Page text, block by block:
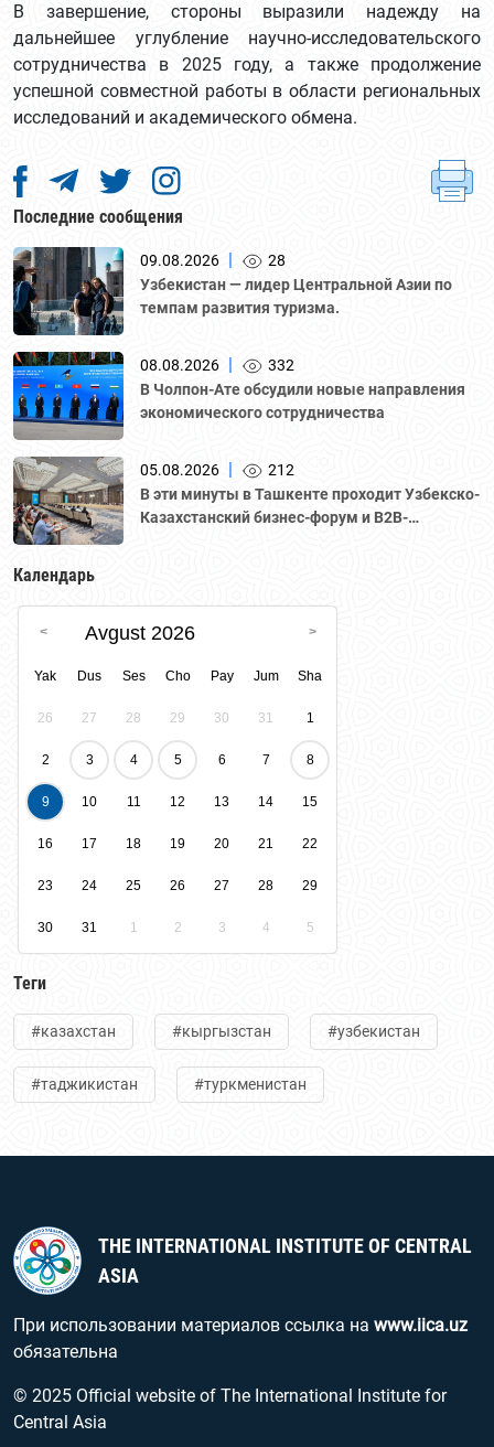
В завершение, стороны выразили надежду на
дальнейшее углубление научно-исследовательского
сотрудничества в 2025 году, а также продолжение
успешной совместной работы в области региональных
исследований и академического обмена.
Последние сообщения
09.08.2026
28
Узбекистан — лидер Центральной Азии по
темпам развития туризма.
08.08.2026
332
В Чолпон-Ате обсудили новые направления
экономического сотрудничества
05.08.2026
212
В эти минуты в Ташкенте проходит Узбекско-
Казахстанский бизнес-форум и B2B-
Календарь
Avgust 2026
Yak Dus Ses Cho Pay Jum Sha
26 27 28 29 30 31 1
2 3 4 5 6 7 8
9 10 11 12 13 14 15
16 17 18 19 20 21 22
23 24 25 26 27 28 29
30 31 1 2 3 4 5
Теги
#казахстан #кыргызстан #узбекистан
#таджикистан #туркменистан
THE INTERNATIONAL INSTITUTE OF CENTRAL
ASIA
При использовании материалов ссылка на www.iica.uz
обязательна
© 2025 Official website of The International Institute for
Central Asia